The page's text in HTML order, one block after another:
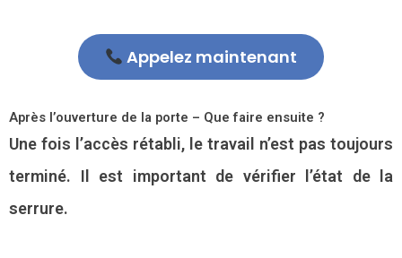
Appelez maintenant
Après l’ouverture de la porte – Que faire ensuite ?
Une fois l’accès rétabli, le travail n’est pas toujours
terminé. Il est important de vérifier l’état de la
serrure.